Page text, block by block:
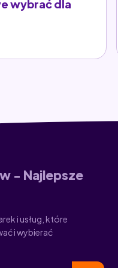
wybrać dla
- Najlepsze
i usług, które
i wybierać